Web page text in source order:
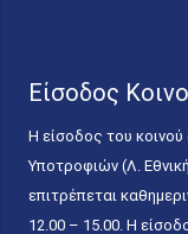
Είσοδος
Η είσοδος του
Υποτροφιών (Λ.
επιτρέπεται
12.00 – 15.00. Η